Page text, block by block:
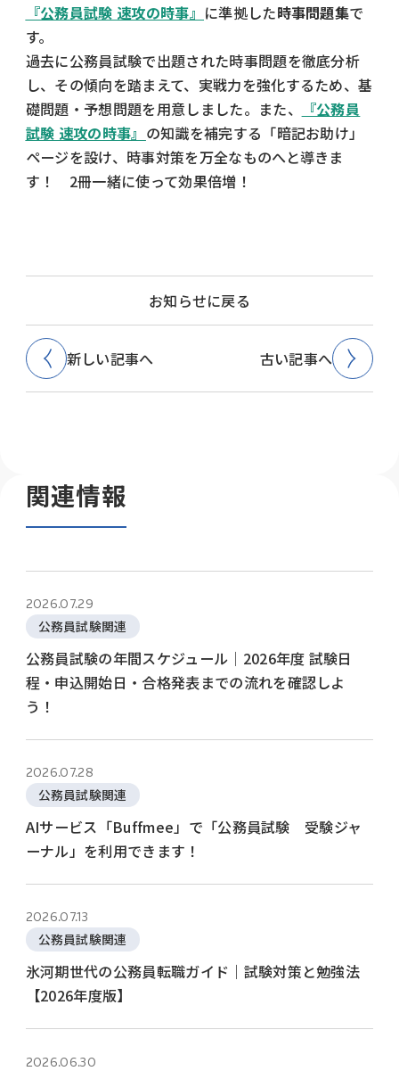
『公務員試験 速攻の時事』 に準拠した時事問題集で
す。
過去に公務員試験で出題された時事問題を徹底分析
し、その傾向を踏まえて、実戦力を強化するため、基
礎問題・予想問題を用意しました。また、
『公務員
試験 速攻の時事』 の知識を補完する「暗記お助け」
ページを設け、時事対策を万全なものへと導きま
す！ 2冊一緒に使って効果倍増！
お知らせに戻る
新しい記事へ 古い記事へ
関連情報
2026.07.29
公務員試験関連
公務員試験の年間スケジュール│2026年度 試験日
程・申込開始日・合格発表までの流れを確認しよ
う！
2026.07.28
公務員試験関連
AIサービス「Buffmee」で「公務員試験 受験ジャ
ーナル」を利用できます！
2026.07.13
公務員試験関連
氷河期世代の公務員転職ガイド｜試験対策と勉強法
【2026年度版】
2026.06.30